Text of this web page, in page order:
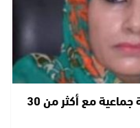
زلزال سياسي بالعيون… استقالة جماعية مع أكثر من 30